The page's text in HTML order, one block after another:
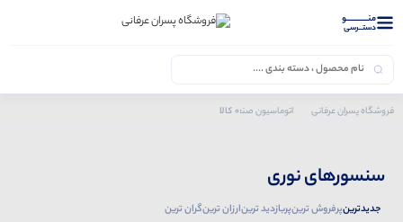
منــــــــــــو
دستــرسی
فروشگاه پسران عرفانی اتوماسیون صنعتی
0 کالا
سنسورهای نوری
جدیدترینپرفروش ترینپربازدید ترینارزان ترینگران ترین